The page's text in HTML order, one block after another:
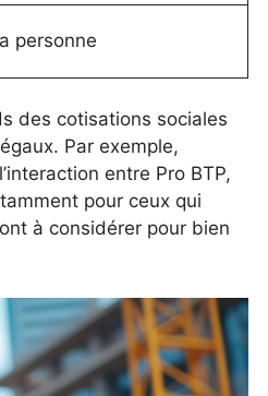
personne
des cotisations sociales
Par exemple,
entre Pro BTP,
pour ceux qui
à considérer pour bien